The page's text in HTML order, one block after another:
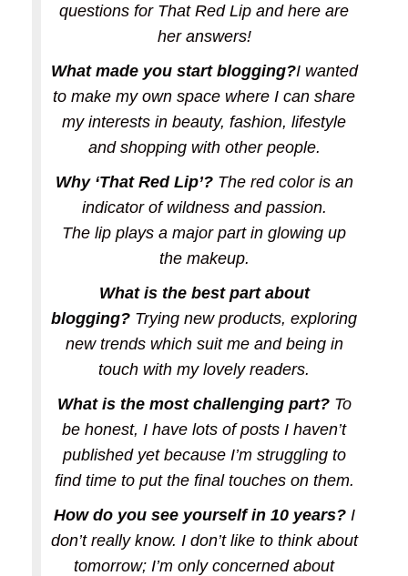
questions for That Red Lip and here are
her answers!
What made you start blogging?I wanted
to make my own space where I can share
my interests in beauty, fashion, lifestyle
and shopping with other people.
Why ‘That Red Lip’? The red color is an
indicator of wildness and passion.
The lip plays a major part in glowing up
the makeup.
What is the best part about
blogging? Trying new products, exploring
new trends which suit me and being in
touch with my lovely readers.
What is the most challenging part?To
be honest, I have lots of posts I haven’t
published yet because I’m struggling to
find time to put the final touches on them.
How do you see yourself in 10 years?I
don’t really know. I don’t like to think about
tomorrow; I’m only concerned about